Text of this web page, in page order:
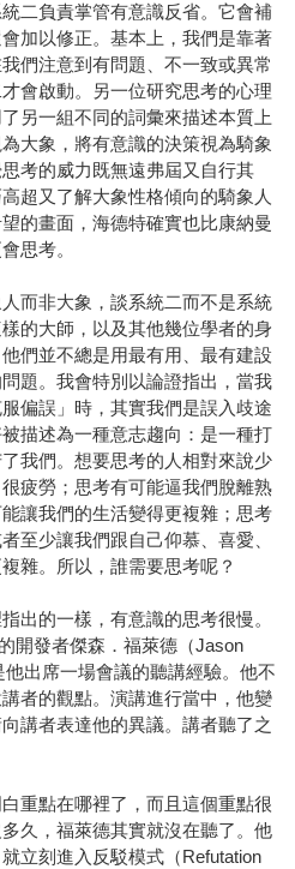
二負責掌管有意識反省。它會補
加以修正。基本上，我們是靠著
們注意到有問題、不一致或異常
會啟動。另一位研究思考的心理
另一組不同的詞彙來描述本質上
大象，將有意識的決策視為騎象
考的威力既無遠弗屆又自行其
超又了解大象性格傾向的騎象人
的畫面，海德特確實也比康納曼
思考。
而非大象，談系統二而不是系統
的大師，以及其他幾位學者的身
們並不總是用最有用、最有建設
題。我會特別以論證指出，當我
偏誤」時，其實我們是誤入歧途
描述為一種意志趨向：是一種打
我們。想要思考的人相對來說少
疲勞；思考有可能逼我們脫離熟
讓我們的生活變得更複雜；思考
至少讓我們跟自己仰慕、喜愛、
雜。所以，誰需要思考呢？
出的一樣，有意識的思考很慢。
開發者傑森．福萊德（Jason
出席一場會議的聽講經驗。他不
者的觀點。演講進行當中，他變
講者表達他的異議。講者聽了之
重點在哪裡了，而且這個重點很
久，福萊德其實就沒在聽了。他
立刻進入反駁模式（Refutation